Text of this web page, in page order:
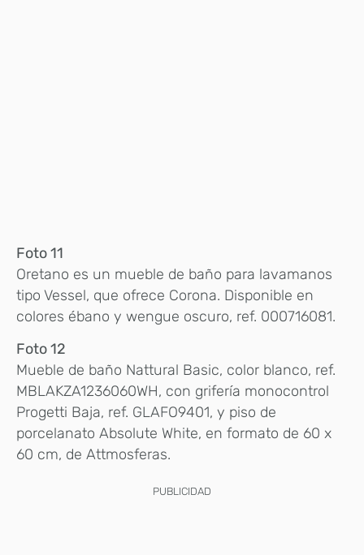
Foto 11
Oretano es un mueble de baño para lavamanos
tipo Vessel, que ofrece Corona. Disponible en
colores ébano y wengue oscuro, ref. 000716081.
Foto 12
Mueble de baño Nattural Basic, color blanco, ref.
MBLAKZA1236060WH, con grifería monocontrol
Progetti Baja, ref. GLAFO9401, y piso de
porcelanato Absolute White, en formato de 60 x
60 cm, de Attmosferas.
PUBLICIDAD